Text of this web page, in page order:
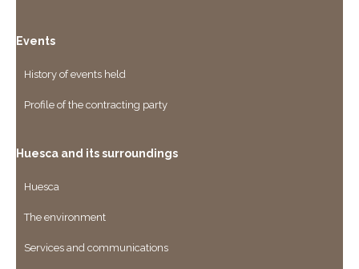
Events
History of events held
Profile of the contracting party
Huesca and its surroundings
Huesca
The environment
Services and communications